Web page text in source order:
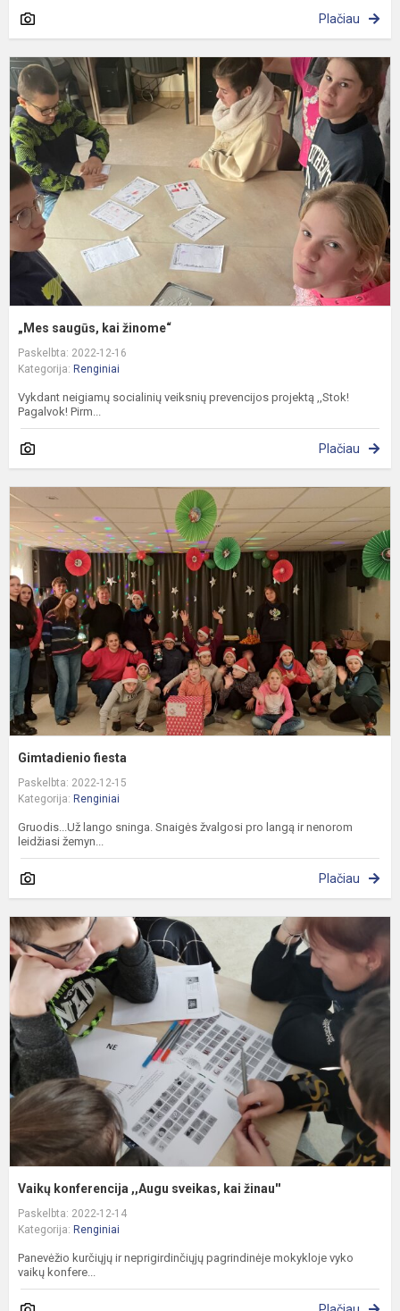
Plačiau
„Mes saugūs, kai žinome“
Paskelbta: 2022-12-16
Kategorija: Renginiai
Vykdant neigiamų socialinių veiksnių prevencijos projektą ,,Stok!
Pagalvok! Pirm...
Plačiau
Gimtadienio fiesta
Paskelbta: 2022-12-15
Kategorija: Renginiai
Gruodis...Už lango sninga. Snaigės žvalgosi pro langą ir nenorom
leidžiasi žemyn...
Plačiau
Vaikų konferencija ,,Augu sveikas, kai žinau''
Paskelbta: 2022-12-14
Kategorija: Renginiai
Panevėžio kurčiųjų ir neprigirdinčiųjų pagrindinėje mokykloje vyko
vaikų konfere...